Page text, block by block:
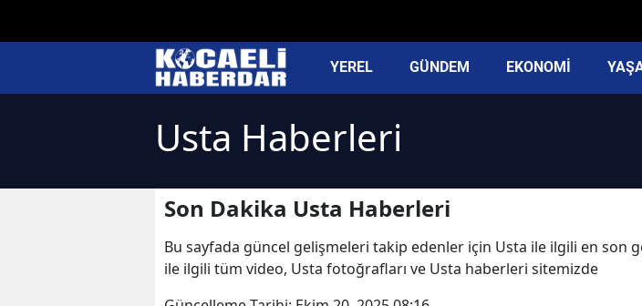
YEREL GÜNDEM EKONOMİ
Usta Haberleri
Son Dakika Usta Haberleri
Bu sayfada güncel gelişmeleri takip edenler için Usta ile ilgili en son
ile ilgili tüm video, Usta fotoğrafları ve Usta haberleri sitemizde